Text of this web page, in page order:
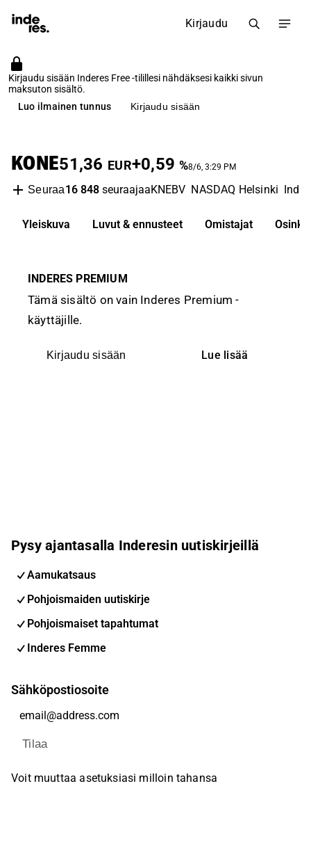
Kirjaudu
Kirjaudu sisään Inderes Free -tilillesi nähdäksesi kaikki sivun
maksuton sisältö.
Luo ilmainen tunnus
Kirjaudu sisään
KONE51,36 EUR+0,59 %8/6, 3:29 PM
Seuraa16 848seuraajaaKNEBV NASDAQ Helsinki
Yleiskuva Luvut & ennusteet Omistajat Osinko
INDERES PREMIUM
Tämä sisältö on vain Inderes Premium -
käyttäjille.
Kirjaudu sisään Lue lisää
Pysy ajantasalla Inderesin uutiskirjeillä
Aamukatsaus
Pohjoismaiden uutiskirje
Pohjoismaiset tapahtumat
Inderes Femme
Sähköpostiosoite
Tilaa
Voit muuttaa asetuksiasi milloin tahansa